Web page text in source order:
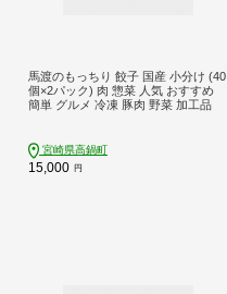
馬渡のもっちり 餃子 国産 小分け (40
個×2パック) 肉 惣菜 人気 おすすめ
簡単 グルメ 冷凍 豚肉 野菜 加工品
宮崎県高鍋町
15,000 円